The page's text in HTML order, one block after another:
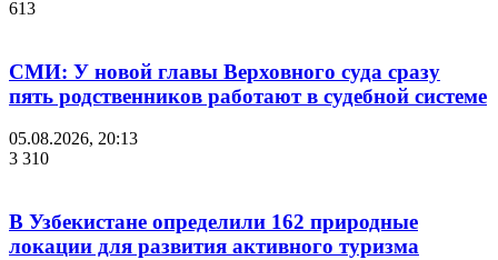
613
СМИ: У новой главы Верховного суда сразу
пять родственников работают в судебной системе
05.08.2026, 20:13
3 310
В Узбекистане определили 162 природные
локации для развития активного туризма